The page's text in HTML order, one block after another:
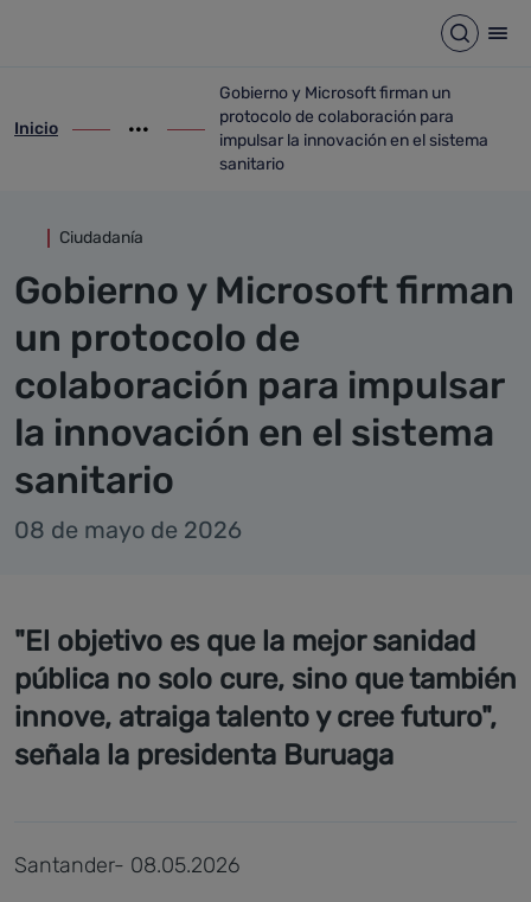
Abrir
ir-a inicio
Inicio
Mostrar opciones del camino de migas
ir-a Gobierno y Microsoft firman un
Gobierno y Microsoft firman un
protocolo de colaboración para
impulsar la innovación en el sistema
sanitario
Ciudadanía
Gobierno y Microsoft firman
un protocolo de
colaboración para impulsar
la innovación en el sistema
sanitario
08 de mayo de 2026
"El objetivo es que la mejor sanidad
pública no solo cure, sino que también
innove, atraiga talento y cree futuro",
señala la presidenta Buruaga
Santander- 08.05.2026